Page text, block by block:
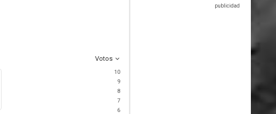
Votos
10
9
8
7
6